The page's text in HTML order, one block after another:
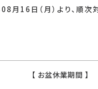
月16日（月）より、順次
【 お盆休業期間 】